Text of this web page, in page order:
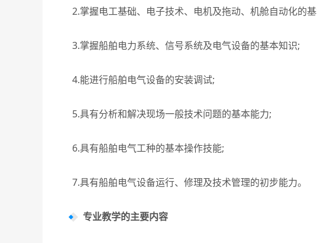
2.掌握电工基础、电子技术、电机及拖动、机舱自动化的
3.掌握船舶电力系统、信号系统及电气设备的基本知识;
4.能进行船舶电气设备的安装调试;
5.具有分析和解决现场一般技术问题的基本能力;
6.具有船舶电气工种的基本操作技能;
7.具有船舶电气设备运行、修理及技术管理的初步能力。
专业教学的主要内容